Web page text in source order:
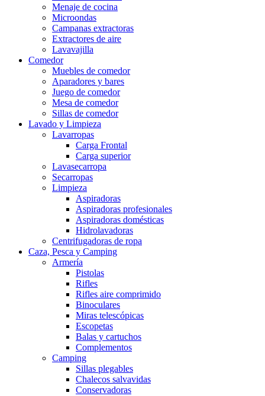
Menaje de cocina
Microondas
Campanas extractoras
Extractores de aire
Lavavajilla
Comedor
Muebles de comedor
Aparadores y bares
Juego de comedor
Mesa de comedor
Sillas de comedor
Lavado y Limpieza
Lavarropas
Carga Frontal
Carga superior
Lavasecarropa
Secarropas
Limpieza
Aspiradoras
Aspiradoras profesionales
Aspiradoras domésticas
Hidrolavadoras
Centrifugadoras de ropa
Caza, Pesca y Camping
Armería
Pistolas
Rifles
Rifles aire comprimido
Binoculares
Miras telescópicas
Escopetas
Balas y cartuchos
Complementos
Camping
Sillas plegables
Chalecos salvavidas
Conservadoras